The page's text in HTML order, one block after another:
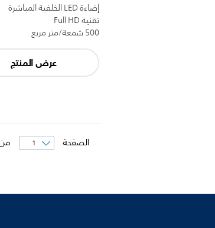
إضاءة LED الخلفية المباشرة
تقنية Full HD
500 شمعة/متر مربع
عرض المنتج
الصفحة